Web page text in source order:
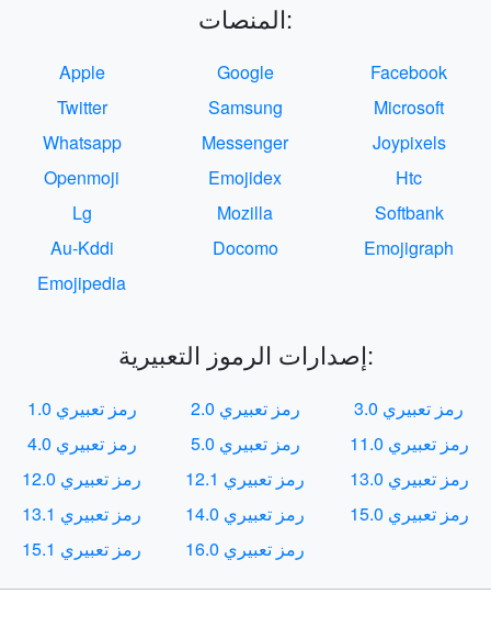
المنصات:
Apple Google
Facebook
Twitter
Samsung
Microsoft
Whatsapp
Messenger
Joypixels
Openmoji
Emojidex
Htc
Lg
Mozilla
Softbank
Au-Kddi
Docomo
Emojigraph
Emojipedia
إصدارات الرموز التعبيرية:
رمز تعبيري 1.0 رمز تعبيري 2.0
رمز تعبيري 3.0
رمز تعبيري 4.0
رمز تعبيري 5.0
رمز تعبيري 11.0
رمز تعبيري 12.0
رمز تعبيري 12.1
رمز تعبيري 13.0
رمز تعبيري 13.1
رمز تعبيري 14.0
رمز تعبيري 15.0
رمز تعبيري 15.1
رمز تعبيري 16.0